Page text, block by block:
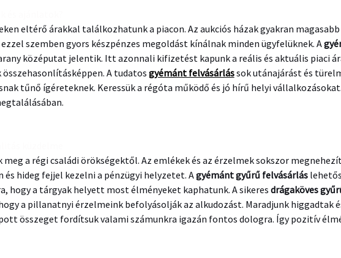
eltérő árakkal találkozhatunk a piacon. Az aukciós házak gyakran
szemben gyors készpénzes megoldást kínálnak minden ügyfelüknek. A
középutat jelentik. Itt azonnali kifizetést kapunk a reális és aktuális piaci
A tudatos gyémánt felvásárlássok utánajárást és
tűnő ígéreteknek. Keressük a régóta működő és jó hírű helyi
meg a régi családi örökségektől. Az emlékek és az érzelmek sokszor
hideg fejjel kezelni a pénzügyi helyzetet. Agyémánt gyűrű felvásárlás
hogy a tárgyak helyett most élményeket kaphatunk. A sikeres drágaköves
a pillanatnyi érzelmeink befolyásolják az alkudozást. Maradjunk higgadtak
összeget fordítsuk valami számunkra igazán fontos dologra. Így pozitív